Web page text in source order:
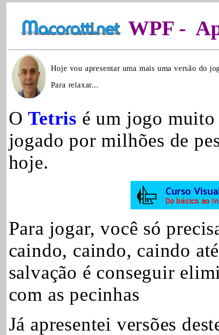
WPF-
Hoje vou apresentar uma mais uma versão do
Para relaxar...
OTetris é um jogo
jogado por milhões de
hoje.
Para jogar, você só
caindo, caindo, caindo
salvação é conseguir
com as pecinhas
Já apresentei versões